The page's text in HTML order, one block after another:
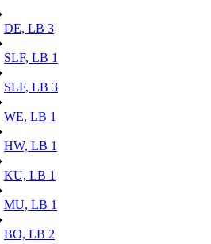
DE, LB 3
SLF, LB 1
SLF, LB 3
WE, LB 1
HW, LB 1
KU, LB 1
MU, LB 1
BO, LB 2